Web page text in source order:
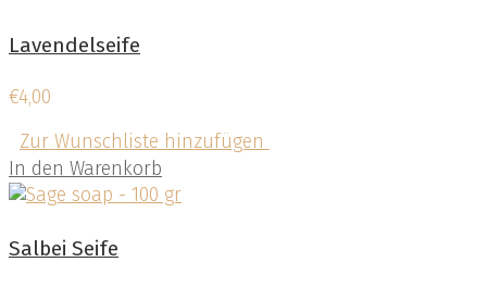
Lavendelseife
€4,00
Zur Wunschliste hinzufügen
In den Warenkorb
Salbei Seife